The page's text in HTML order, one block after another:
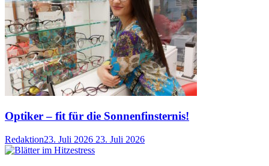
Optiker – fit für die Sonnenfinsternis!
Redaktion23. Juli 2026 23. Juli 2026